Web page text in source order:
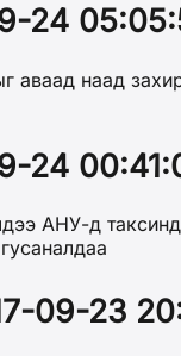
24
аваад наад
24
АНУ-д
09-23